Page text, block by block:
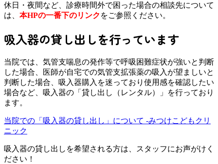
休日・夜間など、診療時間外で困った場合の相談先について
は、 本HPの一番下のリンク をご参照ください。
吸入器の貸し出しを行っています
当院では、気管支喘息の発作等で呼吸困難症状が強いと判断
した場合、医師が自宅での気管支拡張薬の吸入が望ましいと
判断した場合、吸入器購入を迷っており使用感を確認したい
場合など、吸入器の「貸し出し（レンタル）」を行っており
ます。
当院での「吸入器の貸し出し」について -みつけこどもクリ
ニック
吸入器の貸し出しを希望される方は、スタッフにお声がけく
ださい！